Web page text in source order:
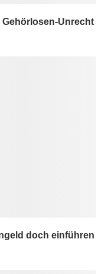
Unrecht
doch einführen